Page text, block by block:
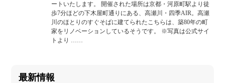
ートいたします。 開催された場所は京都・河原町駅より徒
歩7分ほどの下木屋町通りにある、高瀬川・四季AIR。高瀬
川のほとりのすぐそばに建てられたこちらは、築80年の町
家をリノベーションしているそうです。 ※写真は公式サイ
トより ……
最新情報